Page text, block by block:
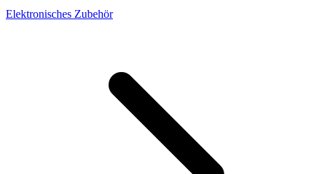
Elektronisches Zubehör